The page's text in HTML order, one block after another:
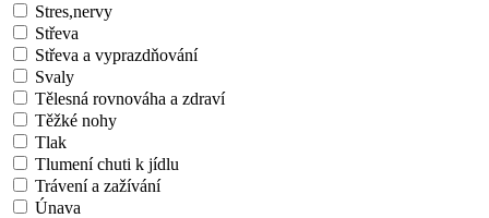
Stres,nervy
Střeva
Střeva a vyprazdňování
Svaly
Tělesná rovnováha a zdraví
Těžké nohy
Tlak
Tlumení chuti k jídlu
Trávení a zažívání
Únava